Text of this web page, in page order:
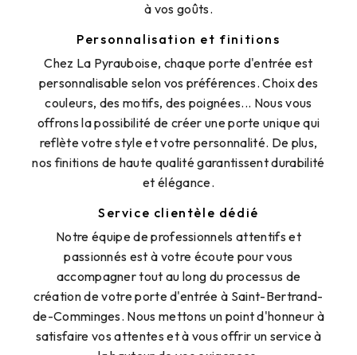
à vos goûts.
Personnalisation et finitions
Chez La Pyrauboise, chaque porte d'entrée est
personnalisable selon vos préférences. Choix des
couleurs, des motifs, des poignées... Nous vous
offrons la possibilité de créer une porte unique qui
reflète votre style et votre personnalité. De plus,
nos finitions de haute qualité garantissent durabilité
et élégance.
Service clientèle dédié
Notre équipe de professionnels attentifs et
passionnés est à votre écoute pour vous
accompagner tout au long du processus de
création de votre porte d'entrée à Saint-Bertrand-
de-Comminges. Nous mettons un point d'honneur à
satisfaire vos attentes et à vous offrir un service à